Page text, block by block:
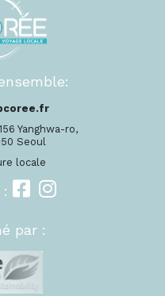
Yanghwa-ro,
Seoul
locale
par :